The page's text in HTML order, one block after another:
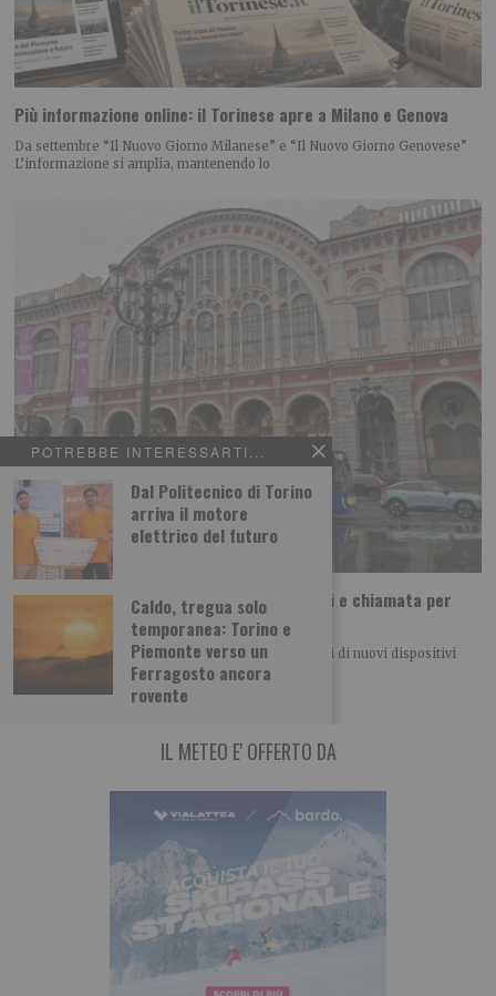
POTREBBE INTERESSARTI...
Dal Politecnico di Torino
arriva il motore
elettrico del futuro
Caldo, tregua solo
temporanea: Torino e
Piemonte verso un
Ferragosto ancora
rovente
Più informazione online: il Torinese apre a Milano e Genova
Da settembre “Il Nuovo Giorno Milanese” e “Il Nuovo Giorno Genovese”
L’informazione si amplia, mantenendo lo
Incroci più accessibili: segnalatori acustici e chiamata per
quattro semafori trafficati
Quattro importanti incroci cittadini saranno dotati di nuovi dispositivi
acustici e sistemi di chiamata per
IL METEO E' OFFERTO DA